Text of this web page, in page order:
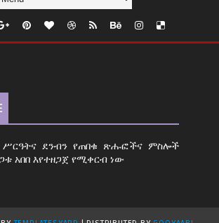
ሥርዓትና ደንብን የጠበቁ ጽሑፎችና ምስሎች
አበበ እየተዘጋጀ የሚቀርብ ነው